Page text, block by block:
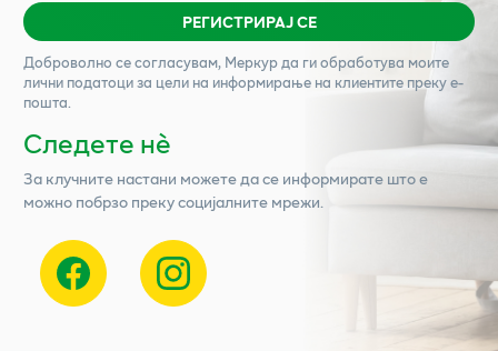
РЕГИСТРИРАЈ СЕ
Доброволно се согласувам, Меркурда ги обработува моите
лични податоци за цели на информирање на клиентите преку е-
пошта.
Следете нѐ
За клучните настани можете да се информирате што е
можно побрзо преку социјалните мрежи.